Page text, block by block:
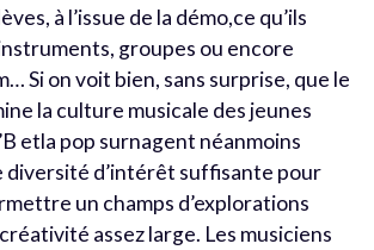
à l’issue de la démo,ce qu’ils
groupes ou encore
Si on voit bien, sans surprise, que le
la culture musicale des jeunes
etla pop surnagent néanmoins
diversité d’intérêt suffisante pour
un champs d’explorations
assez large. Les musiciens